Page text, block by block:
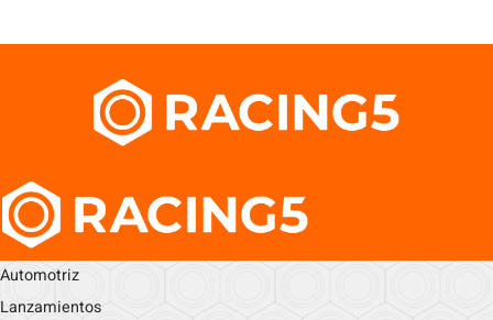
Automotriz
Lanzamientos